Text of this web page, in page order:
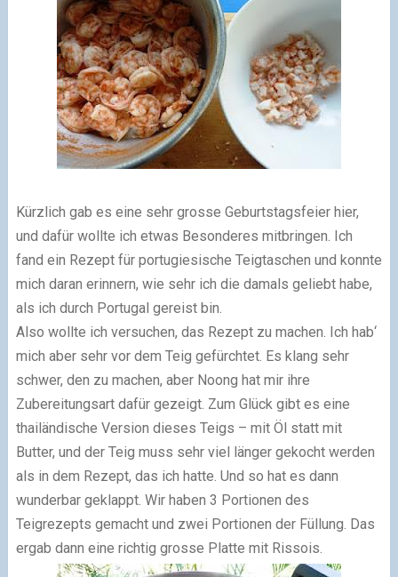
Kürzlich gab es eine sehr grosse Geburtstagsfeier hier,
und dafür wollte ich etwas Besonderes mitbringen. Ich
fand ein Rezept für portugiesische Teigtaschen und konnte
mich daran erinnern, wie sehr ich die damals geliebt habe,
als ich durch Portugal gereist bin.
Also wollte ich versuchen, das Rezept zu machen. Ich hab‘
mich aber sehr vor dem Teig gefürchtet. Es klang sehr
schwer, den zu machen, aber Noong hat mir ihre
Zubereitungsart dafür gezeigt. Zum Glück gibt es eine
thailändische Version dieses Teigs – mit Öl statt mit
Butter, und der Teig muss sehr viel länger gekocht werden
als in dem Rezept, das ich hatte. Und so hat es dann
wunderbar geklappt. Wir haben 3 Portionen des
Teigrezepts gemacht und zwei Portionen der Füllung. Das
ergab dann eine richtig grosse Platte mit Rissois.